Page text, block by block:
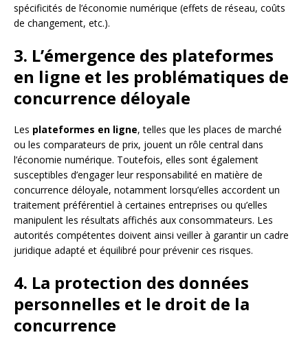
spécificités de l’économie numérique (effets de réseau, coûts
de changement, etc.).
3. L’émergence des plateformes
en ligne et les problématiques de
concurrence déloyale
Les plateformes en ligne, telles que les places de marché
ou les comparateurs de prix, jouent un rôle central dans
l’économie numérique. Toutefois, elles sont également
susceptibles d’engager leur responsabilité en matière de
concurrence déloyale, notamment lorsqu’elles accordent un
traitement préférentiel à certaines entreprises ou qu’elles
manipulent les résultats affichés aux consommateurs. Les
autorités compétentes doivent ainsi veiller à garantir un cadre
juridique adapté et équilibré pour prévenir ces risques.
4. La protection des données
personnelles et le droit de la
concurrence